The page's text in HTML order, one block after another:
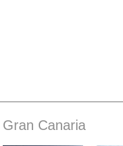
Gran Canaria